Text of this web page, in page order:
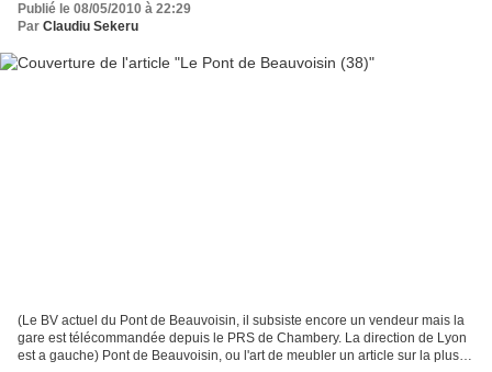
Publié le 08/05/2010 à 22:29
Par Claudiu Sekeru
(Le BV actuel du Pont de Beauvoisin, il subsiste encore un vendeur mais la
gare est télécommandée depuis le PRS de Chambery. La direction de Lyon
est a gauche) Pont de Beauvoisin, ou l'art de meubler un article sur la plus